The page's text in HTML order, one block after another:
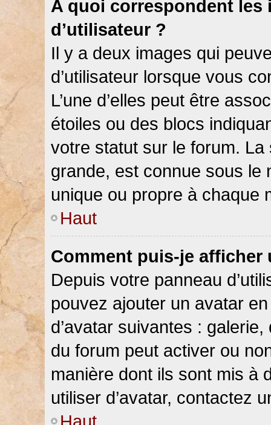
A quoi correspondent les
d’utilisateur ?
Il y a deux images qui
d’utilisateur lorsque vous
L’une d’elles peut être
étoiles ou des blocs
votre statut sur le forum.
grande, est connue sous le
unique ou propre à chaque
Haut
Comment puis-je afficher
Depuis votre panneau
pouvez ajouter un avatar
d’avatar suivantes :
du forum peut activer ou
manière dont ils sont mis à
utiliser d’avatar, contactez